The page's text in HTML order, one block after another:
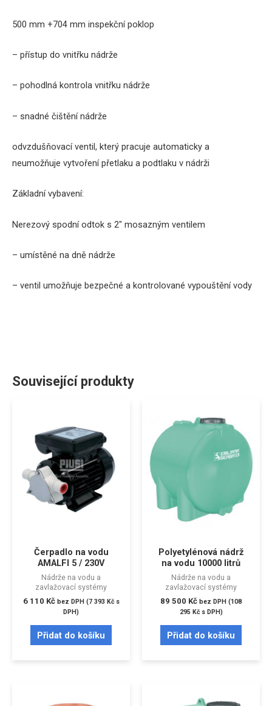
500 mm +704 mm inspekční poklop
– přístup do vnitřku nádrže
– pohodlná kontrola vnitřku nádrže
– snadné čištění nádrže
odvzdušňovací ventil, který pracuje automaticky a
neumožňuje vytvoření přetlaku a podtlaku v nádrži
Základní vybavení:
Nerezový spodní odtok s 2″ mosazným ventilem
– umístěné na dně nádrže
– ventil umožňuje bezpečné a kontrolované vypouštění vody
Související produkty
Čerpadlo na vodu
AMALFI 5 / 230V
Nádrže na vodu a
zavlažovací systémy
6 110 Kč bez DPH (7 393 Kčs
DPH)
Přidat do košíku
Polyetylénová nádrž
na vodu 10000 litrů
Nádrže na vodu a
zavlažovací systémy
89 500 Kč bez DPH (108
295 Kčs DPH)
Přidat do košíku